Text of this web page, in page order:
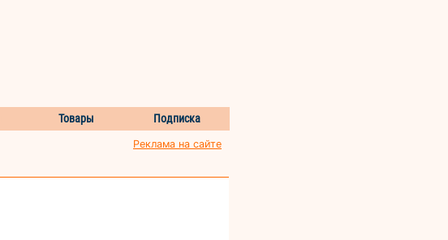
Товары Подписка
Реклама на сайте